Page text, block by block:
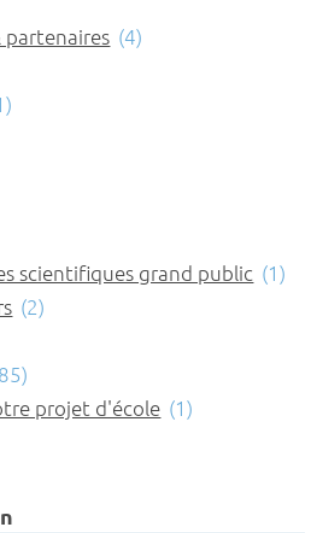
partenaires (4)
scientifiques grand public (1)
(2)
projet d'école (1)